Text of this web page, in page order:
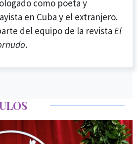
como poeta y
en Cuba y el extranjero.
del equipo de la revista El
.